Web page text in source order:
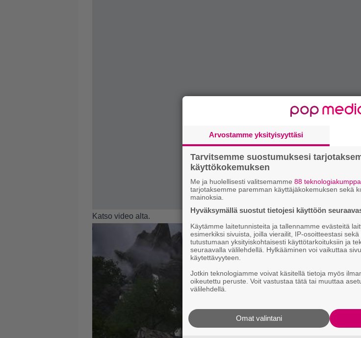
Katso video alta.
Arvostamme yksityisyyttäsi
Tarvitsemme suostumuksesi
käyttökokemuksen
Me ja huolellisesti valitsemamme 88
tarjotaksemme paremman käyttäjäkokemuksen sekä
mainoksia.
Hyväksymällä suostut tietojesi käyttöön
Käytämme laitetunnisteita ja tallennamme evästeitä
esimerkiksi sivuista, joilla vierailit, IP-osoitteestasi
tutustumaan yksityiskohtaisesti käyttötarkoituksiin ja
seuraavalla välilehdellä. Hylkääminen voi vaikuttaa
käytettävyyteen.
Jotkin teknologiamme voivat käsitellä tietoja myös
oikeutettu peruste. Voit vastustaa tätä tai muuttaa
välilehdellä.
Omat valintani